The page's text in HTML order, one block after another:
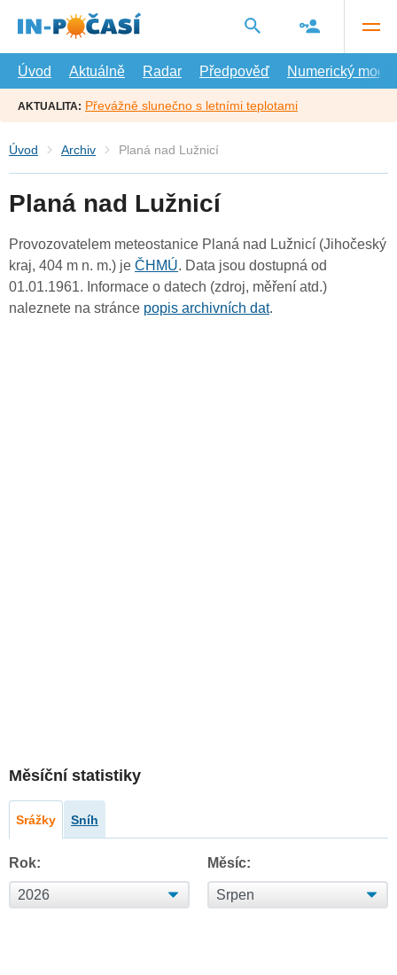
hlavní
Úvod
Aktuálně Radar Předpověď Numerický model
AKTUALITA: Převážně slunečno s letními teplotami
Úvod Archiv Planá nad Lužnicí
Planá nad Lužnicí
Provozovatelem meteostanice Planá nad Lužnicí (Jihočeský
kraj, 404 m n. m.) je ČHMÚ. Data jsou dostupná od
01.01.1961. Informace o datech (zdroj, měření atd.)
naleznete na stránce popis archivních dat.
Měsíční statistiky
Srážky Sníh
Rok: Měsíc: